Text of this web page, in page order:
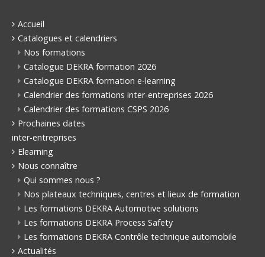
Accueil
Catalogues et calendriers
Nos formations
Catalogue DEKRA formation 2026
Catalogue DEKRA formation e-learning
Calendrier des formations inter-entreprises 2026
Calendrier des formations CSPS 2026
Prochaines dates
inter-entreprises
Elearning
Nous connaître
Qui sommes nous ?
Nos plateaux techniques, centres et lieux de formation
Les formations DEKRA Automotive solutions
Les formations DEKRA Process Safety
Les formations DEKRA Contrôle technique automobile
Actualités